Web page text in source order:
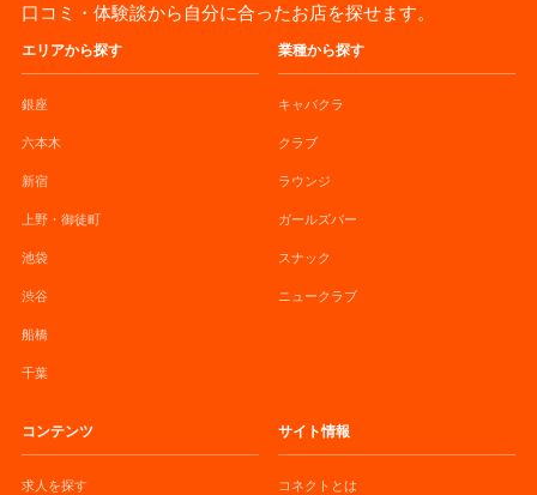
口コミ・体験談から自分に合ったお店を探せます。
エリアから探す
銀座
六本木
新宿
上野・御徒町
池袋
渋谷
船橋
千葉
業種から探す
キャバクラ
クラブ
ラウンジ
ガールズバー
スナック
ニュークラブ
コンテンツ
求人を探す
サイト情報
コネクトとは